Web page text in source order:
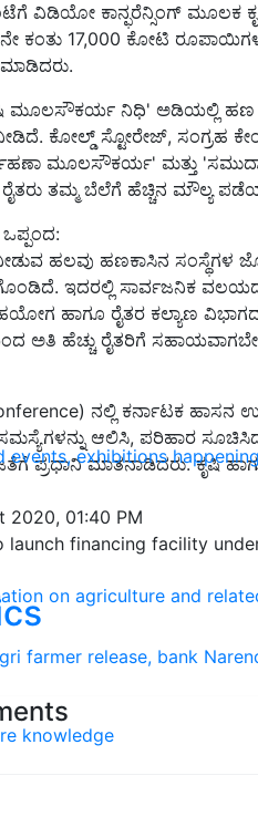
exhibitions
on agriculture and
knowledge
ವಿಡಿಯೋ ಕಾನ್ಫರೆನ್ಸಿಂಗ್
ಕಂತು 17,000 ಕೋಟಿ
ಮೂಲಸೌಕರ್ಯ ನಿಧಿ' ಅಡಿಯಲ್ಲಿ ಹಣ
ಕೋಲ್ಡ್ ಸ್ಟೋರೇಜ್, ಸಂಗ್ರಹ
ಮೂಲಸೌಕರ್ಯ' ಮತ್ತು
ತಮ್ಮ ಬೆಲೆಗೆ ಹೆಚ್ಚಿನ ಮೌಲ್ಯ
ನೀಡುವ ಹಲವು ಹಣಕಾಸಿನ ಸಂಸ್ಥೆಗಳ
ಇದರಲ್ಲಿ ಸಾರ್ವಜನಿಕ ವಲಯದ
ಹಾಗೂ ರೈತರ ಕಲ್ಯಾಣ
ಹೆಚ್ಚು ರೈತರಿಗೆ
ನಲ್ಲಿ ಕರ್ನಾಟಕ ಹಾಸನ
ಆಲಿಸಿ, ಪರಿಹಾರ
ಪ್ರಧಾನಿ ಮಾತನಾಡಿದರು. ಕೃಷಿ
2020, 01:40 PM
launch financing facility
farmer release, bank